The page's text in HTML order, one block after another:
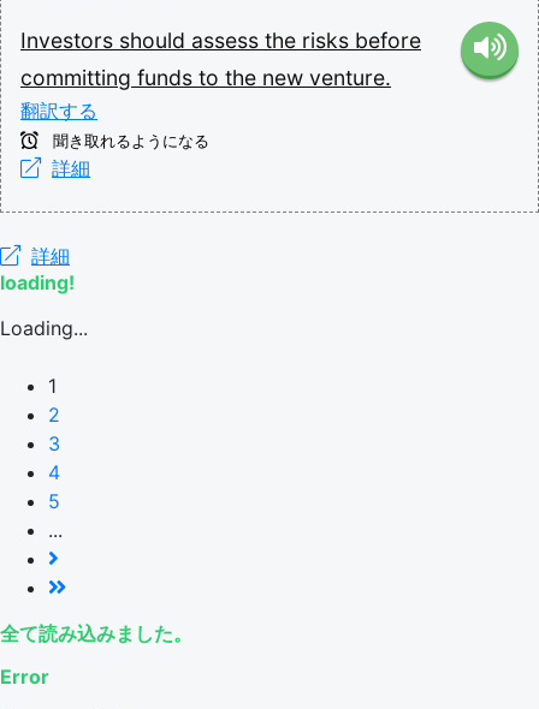
Investors should assess the risks before
committing funds to the new venture.
翻訳する
聞き取れるようになる
詳細
詳細
loading!
Loading...
1
2
3
4
5
...
全て読み込みました。
Error